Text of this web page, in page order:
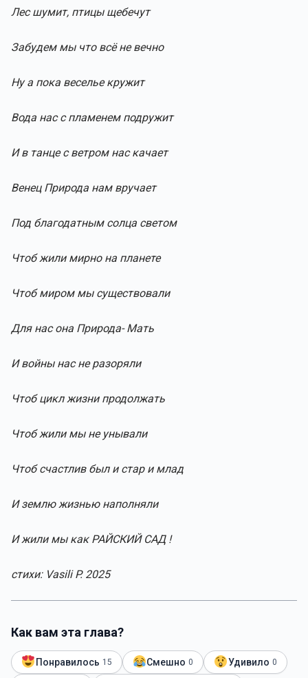
Лес шумит, птицы щебечут
Забудем мы что всё не вечно
Ну а пока веселье кружит
Вода нас с пламенем подружит
И в танце с ветром нас качает
Венец Природа нам вручает
Под благодатным солца светом
Чтоб жили мирно на планете
Чтоб миром мы существовали
Для нас она Природа- Мать
И войны нас не разоряли
Чтоб цикл жизни продолжать
Чтоб жили мы не унывали
Чтоб счастлив был и стар и млад
И землю жизнью наполняли
И жили мы как РАЙСКИЙ САД !
стихи: Vasili P. 2025
Как вам эта глава?
Понравилось 15 Смешно 0 Удивило 0